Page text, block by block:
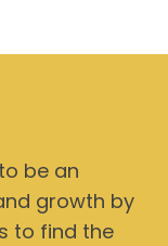
be an
growth by
to find the